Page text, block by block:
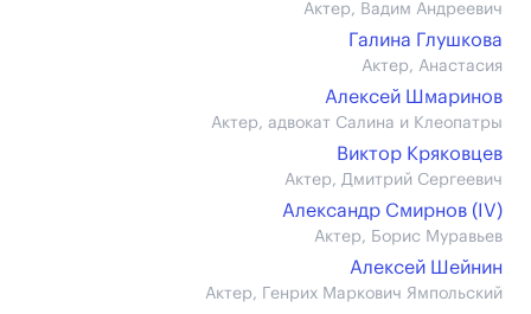
Актер, Вадим Андреевич
Галина Глушкова
Актер, Анастасия
Алексей Шмаринов
Актер, адвокат Салина и Клеопатры
Виктор Кряковцев
Актер, Дмитрий Сергеевич
Александр Смирнов (IV)
Актер, Борис Муравьев
Алексей Шейнин
Актер, Генрих Маркович Ямпольский